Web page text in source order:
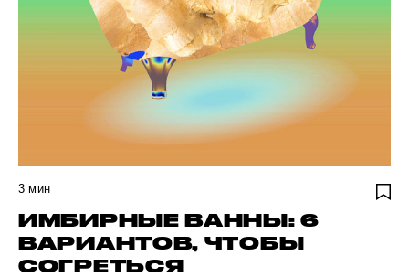
3 мин
ИМБИРНЫЕ ВАННЫ: 6
ВАРИАНТОВ, ЧТОБЫ
СОГРЕТЬСЯ